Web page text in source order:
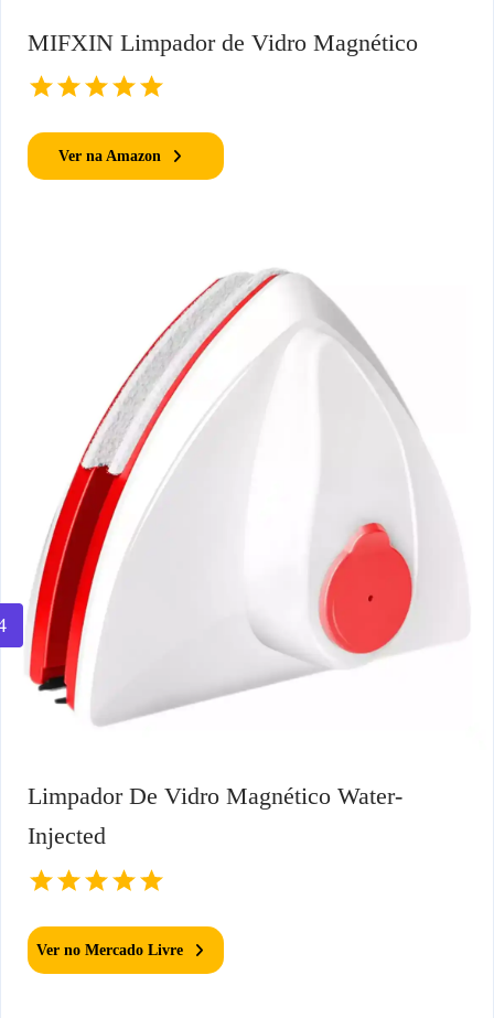
MIFXIN Limpador de Vidro Magnético
Ver na Amazon
Limpador De Vidro Magnético Water-
Injected
Ver no Mercado Livre